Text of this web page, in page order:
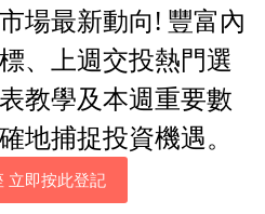
場最新動向! 豐富內
、上週交投熱門選
教學及本週重要數
地捕捉投資機遇。
立即按此登記